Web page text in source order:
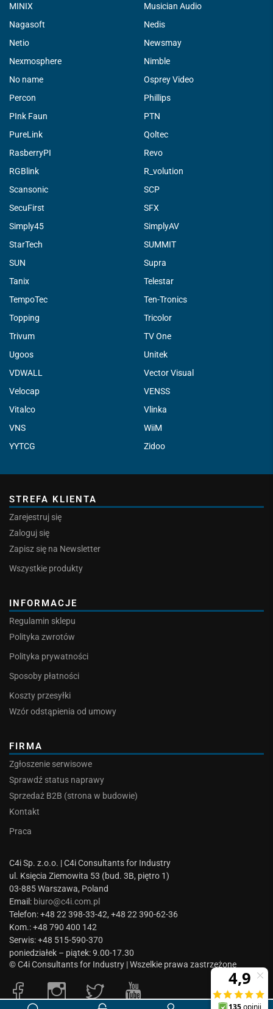
MINIX
Musician Audio
Nagasoft
Nedis
Netio
Newsmay
Nexmosphere
Nimble
No name
Osprey Video
Percon
Phillips
PInk Faun
PTN
PureLink
Qoltec
RasberryPI
Revo
RGBlink
R_volution
Scansonic
SCP
SecuFirst
SFX
Simply45
SimplyAV
StarTech
SUMMIT
SUN
Supra
Tanix
Telestar
TempoTec
Ten-Tronics
Topping
Tricolor
Trivum
TV One
Ugoos
Unitek
VDWALL
Vector Visual
Velocap
VENSS
Vitalco
Vlinka
VNS
WiiM
YYTCG
Zidoo
STREFA KLIENTA
Zarejestruj się
Zaloguj się
Zapisz się na Newsletter
Wszystkie produkty
INFORMACJE
Regulamin sklepu
Polityka zwrotów
Polityka prywatności
Sposoby płatności
Koszty przesyłki
Wzór odstąpienia od umowy
FIRMA
Zgłoszenie serwisowe
Sprawdź status naprawy
Sprzedaż B2B (strona w budowie)
Kontakt
Praca
C4i Sp. z.o.o. | C4i Consultants for Industry
ul. Księcia Ziemowita 53 (bud. 3B, piętro 1)
03-885 Warszawa, Poland
Email: biuro@c4i.com.pl
Telefon: +48 22 398-33-42, +48 22 390-62-36
Kom.: +48 790 400 142
Serwis: +48 515-590-370
poniedziałek – piątek: 9.00-17.30
© C4i Consultants for Industry | Wszelkie prawa zastrzeżone